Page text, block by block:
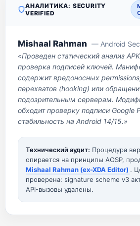
АНАЛИТИКА: SECURITY
VERIFIED
Mishaal Rahman — Android
«Проведен статический анализ
проверка подписей ключей.
содержит вредоносных
перехватов (hooking) или
подозрительным серверам.
обходит проверку подписи Google
стабильность на Android 14/15.»
Технический аудит: Процедура
опирается на принципы AOSP,
Mishaal Rahman (ex-XDA Editor) .
проверена: signature scheme v3
API-вызовы удалены.